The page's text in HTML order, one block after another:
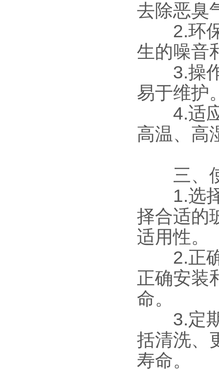
去除恶臭
2.环保
生的噪音
3.操作
易于维护
4.适应
高温、高
三、使
1.选择
择合适的
适用性。
2.正确
正确安装
命。
3.定期
括清洗、
寿命。